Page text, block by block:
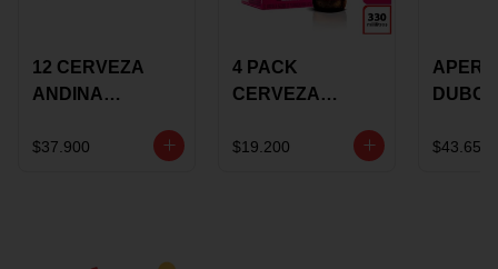
12 CERVEZA
ANDINA
LATON
$37.900
4 PACK
CERVEZA
ROSE BBC
$19.200
VINO
$43.650